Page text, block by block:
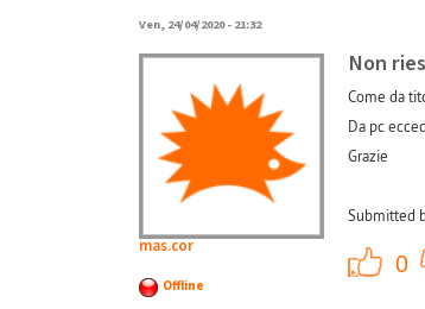
Ven, 24/04/2020 - 21:32
mas.cor
Offline
Non
Come da
Da pc
Grazie
Submitted
0